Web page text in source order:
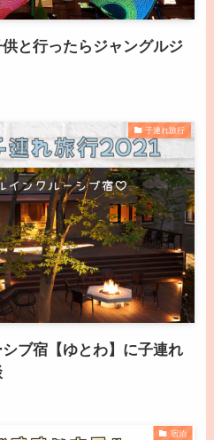
と行ったらジャングルジ
子連れ旅行
ブ宿【ゆとわ】に子連れ
宿泊